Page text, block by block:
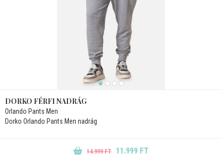
DORKO FÉRFI NADRÁG
Orlando Pants Men
Dorko Orlando Pants Men nadrág
14.999 FT 11.999 FT